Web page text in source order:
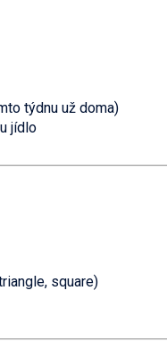
týdnu už doma)
jídlo
square)